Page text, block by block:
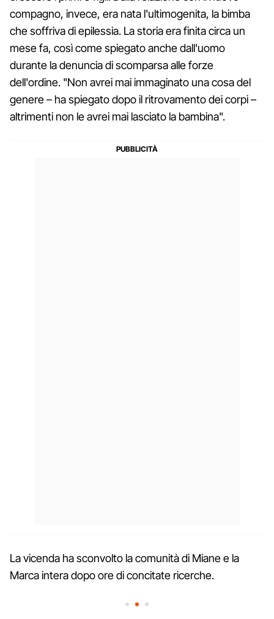
compagno, invece, era nata l'ultimogenita, la bimba
che soffriva di epilessia. La storia era finita circa un
mese fa, così come spiegato anche dall'uomo
durante la denuncia di scomparsa alle forze
dell'ordine. "Non avrei mai immaginato una cosa del
genere – ha spiegato dopo il ritrovamento dei corpi –
altrimenti non le avrei mai lasciato la bambina".
La vicenda ha sconvolto la comunità di Miane e la
Marca intera dopo ore di concitate ricerche.